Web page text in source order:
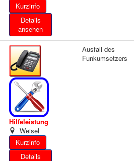
Details
ansehen
Hilfeleistung
Weisel
Details
Ausfall des
Funkumsetzers